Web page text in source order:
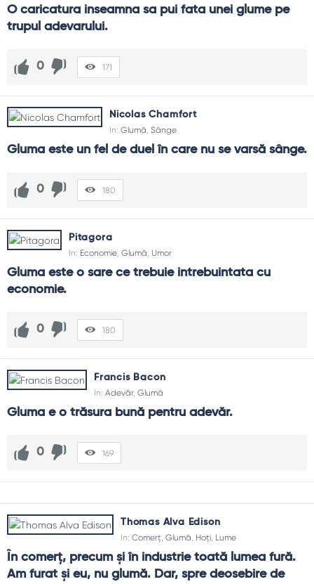
O caricatura inseamna sa pui fata unei glume pe
trupul adevarului.
0 171
Nicolas Chamfort
In: Glumă, Sânge
Gluma este un fel de duel în care nu se varsă sânge.
0 180
Pitagora
In: Economie, Glumă, Umor
Gluma este o sare ce trebuie intrebuintata cu
economie.
0 180
Francis Bacon
In: Adevăr, Glumă
Gluma e o trăsura bună pentru adevăr.
0 169
Thomas Alva Edison
In: Comerț, Glumă, Hoţi, Lume
În comerţ, precum şi în industrie toată lumea fură.
Am furat şi eu, nu glumă. Dar, spre deosebire de